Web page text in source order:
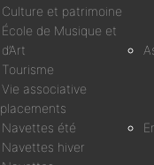
Culture et patrimoine
École de Musique et
d’Art
Tourisme
Vie associative
Navettes été
Navettes hiver